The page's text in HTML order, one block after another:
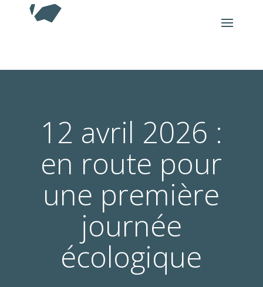
12 avril 2026 :
en route pour
une première
journée
écologique